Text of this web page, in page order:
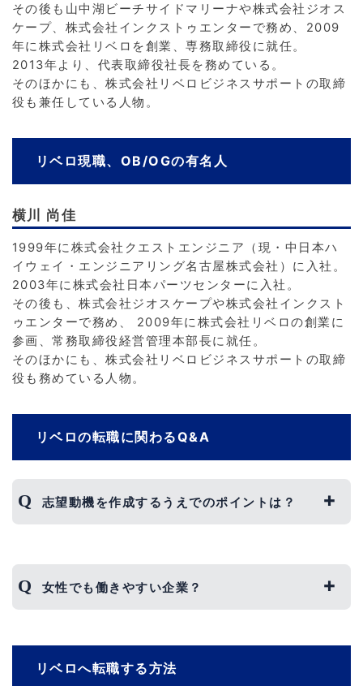
その後も山中湖ビーチサイドマリーナや株式会社ジオス
ケープ、株式会社インクストゥエンターで務め、2009
年に株式会社リベロを創業、専務取締役に就任。
2013年より、代表取締役社長を務めている。
そのほかにも、株式会社リベロビジネスサポートの取締
役も兼任している人物。
リベロ現職、OB/OGの有名人
横川 尚佳
1999年に株式会社クエストエンジニア（現・中日本ハ
イウェイ・エンジニアリング名古屋株式会社）に入社。
2003年に株式会社日本パーツセンターに入社。
その後も、株式会社ジオスケープや株式会社インクスト
ゥエンターで務め、 2009年に株式会社リベロの創業に
参画、常務取締役経営管理本部長に就任。
そのほかにも、株式会社リベロビジネスサポートの取締
役も務めている人物。
リベロの転職に関わるQ&A
志望動機を作成するうえでのポイントは？
ベロに入社してやりたいこと」を明確にすること
です。
を重要視しているため、この部分をしっかりとア
ピールできることが大切といえます。
女性でも働きやすい企業？
そのため、女性が働きにくいということはありま
リベロへ転職する方法